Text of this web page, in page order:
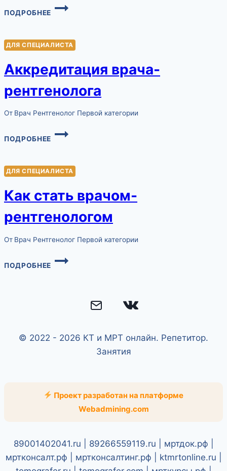
ПОДРОБНЕЕ
КАК
ПОШАГОВОЕ
ДЛЯ
ДЛЯ СПЕЦИАЛИСТА
Аккредитация врача-
рентгенолога
От Врач Рентгенолог Первой категории
ПОДРОБНЕЕ
АККРЕДИТАЦИЯ
ДЛЯ СПЕЦИАЛИСТА
Как стать врачом-
рентгенологом
От Врач Рентгенолог Первой категории
ПОДРОБНЕЕ
КАК
© 2022 - 2026 КТ и МРТ онлайн. Репетитор.
Занятия
Проект разработан на платформе
Webadmining.com
89001402041.ru | 89266559119.ru | мртдок.рф |
мртконсалт.рф | мртконсалтинг.рф | ktmrtonline.ru |